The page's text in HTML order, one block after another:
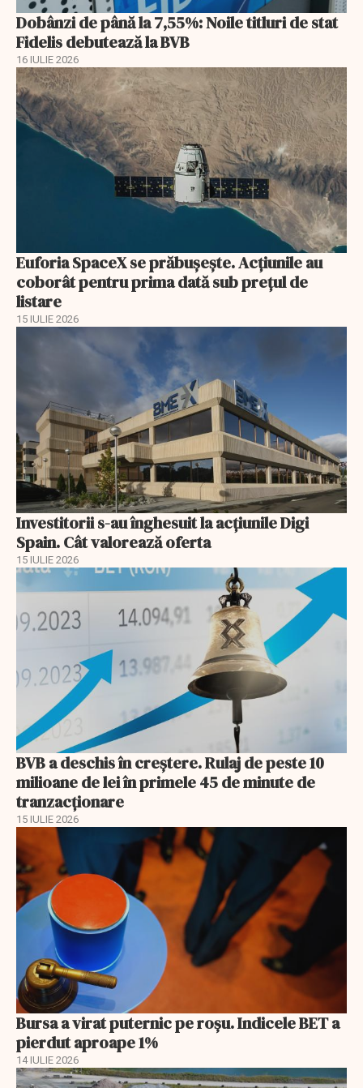
Dobânzi de până la 7,55%: Noile titluri de stat
Fidelis debutează la BVB
16 IULIE 2026
Euforia SpaceX se prăbușește. Acțiunile au
coborât pentru prima dată sub prețul de
listare
15 IULIE 2026
Investitorii s-au înghesuit la acțiunile Digi
Spain. Cât valorează oferta
15 IULIE 2026
BVB a deschis în creştere. Rulaj de peste 10
milioane de lei în primele 45 de minute de
tranzacționare
15 IULIE 2026
Bursa a virat puternic pe roșu. Indicele BET a
pierdut aproape 1%
14 IULIE 2026